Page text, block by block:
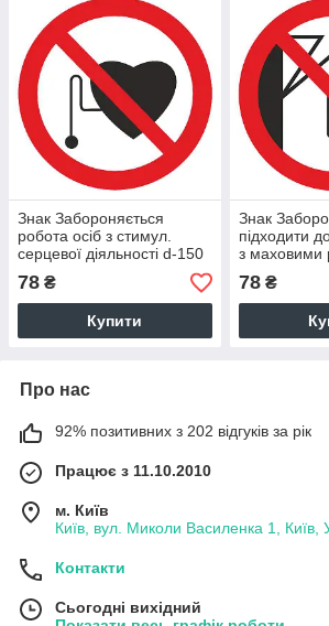
Знак Забороняється
робота осіб з стимул.
серцевої діяльності d-150
пластик ПВХ
78 ₴
Купити
Знак
підходити
з маховими
пластик ПВХ
78₴
Про нас
92% позитивних з 202 відгуків за рік
Працює з 11.10.2010
м. Київ
Київ, вул. Миколи Василенка 1, Київ,
Контакти
Сьогодні вихідний